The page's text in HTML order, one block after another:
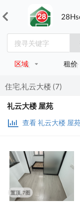
区域 租价
住宅,礼云大楼 (7)
礼云大楼 屋苑
查看 礼云大楼 屋
置顶, 7图